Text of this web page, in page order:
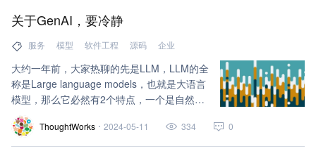
成。这种模块化的设计虽然在理论上具有灵活
性，但在实践中却带来了诸多挑战，尤其是在
系统集成、错误传播、维护更新以及开发门槛
等方面。
关于GenAI，要冷静
服务 模型 软件工程 源码 企业
大约一年前，大家热聊的先是LLM，LLM的全
称是Large language models，也就是大语言
模型，那么它必然有2个特点，一个是自然语
言，第二个是大。随后它带来了一个效果，就
是能“生成”，可以像人一样发言，不过输出仅
限于文本，看起来能够自我输出和自我思考，
ThoughtWorks 2024-05-11 334 0